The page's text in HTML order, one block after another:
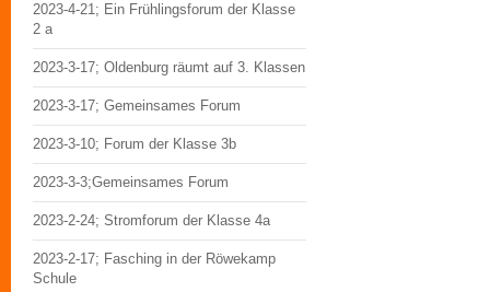
2023-4-21; Ein Frühlingsforum der Klasse
2 a
2023-3-17; Oldenburg räumt auf 3. Klassen
2023-3-17; Gemeinsames Forum
2023-3-10; Forum der Klasse 3b
2023-3-3;Gemeinsames Forum
2023-2-24; Stromforum der Klasse 4a
2023-2-17; Fasching in der Röwekamp
Schule